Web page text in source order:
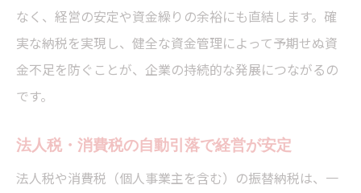
なく、経営の安定や資金繰りの余裕にも直結します。確
実な納税を実現し、健全な資金管理によって予期せぬ資
金不足を防ぐことが、企業の持続的な発展につながるの
です。
法人税・消費税の自動引落で経営が安定
法人税や消費税（個人事業主を含む）の振替納税は、一